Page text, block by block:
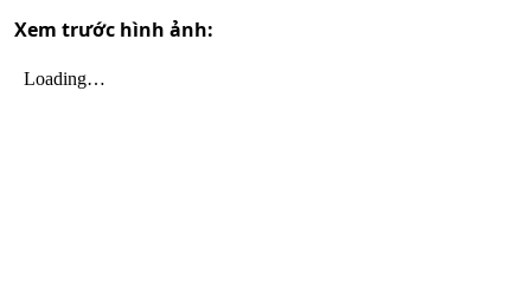
Xem trước hình ảnh: